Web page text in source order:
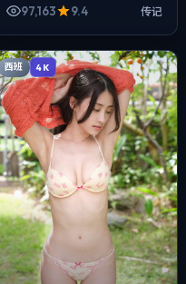
子怡、倪妮、白宇等主演。用
97,163 9.4 传记
西班 4K